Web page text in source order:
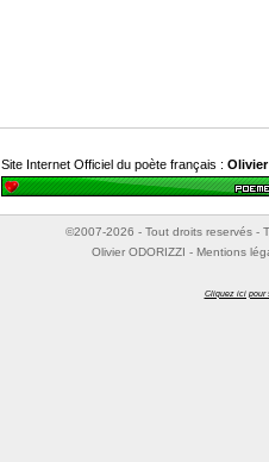
Site Internet Officiel du poète français : Olivier
©2007-2026 - Tout droits reservés -
Olivier ODORIZZI - Mentions
Cliquez ici pour